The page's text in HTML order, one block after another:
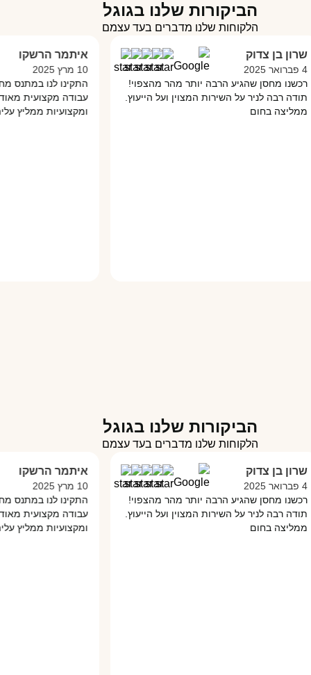
הביקורות שלנו בגוגל
הלקוחות שלנו מדברים בעד עצמם
בן צדוק
מחסן שהגיע הרבה יותר מהר מהצפוי!
רבה לניר על השירות המצוין ועל הייעוץ.
בחום
איתמר הרשקו
התקינו לנו במתנס
עבודה מקצועית מאוד
ומקצועיות ממליץ עליהם
הביקורות שלנו בגוגל
הלקוחות שלנו מדברים בעד עצמם
בן צדוק
מחסן שהגיע הרבה יותר מהר מהצפוי!
רבה לניר על השירות המצוין ועל הייעוץ.
בחום
איתמר הרשקו
התקינו לנו במתנס
עבודה מקצועית מאוד
ומקצועיות ממליץ עליהם